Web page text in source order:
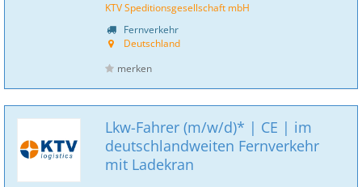
KTV Speditionsgesellschaft mbH
Fernverkehr
Deutschland
merken
Lkw-Fahrer (m/w/d)* | CE | im
deutschlandweiten Fernverkehr
mit Ladekran